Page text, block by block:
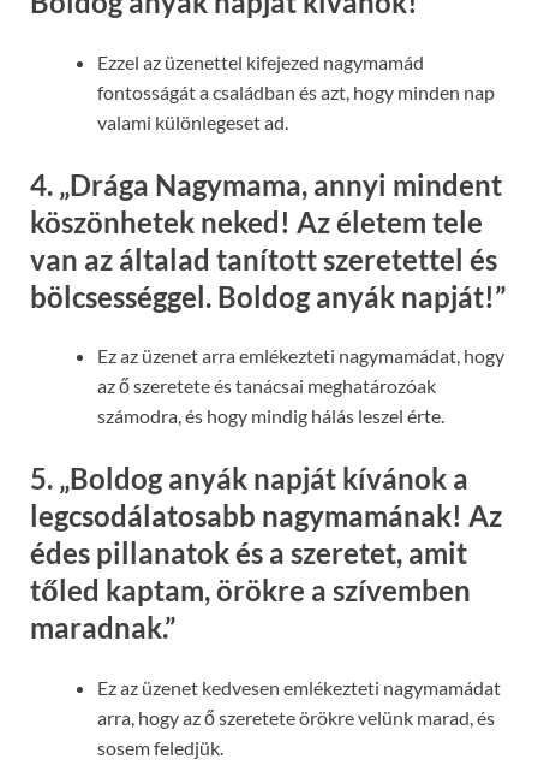
Ezzel az üzenettel kifejezed nagymamád
fontosságát a családban és azt, hogy minden nap
valami különlegeset ad.
4. „Drága Nagymama, annyi mindent
köszönhetek neked! Az életem tele
van az általad tanított szeretettel és
bölcsességgel. Boldog anyák napját!”
Ez az üzenet arra emlékezteti nagymamádat, hogy
az ő szeretete és tanácsai meghatározóak
számodra, és hogy mindig hálás leszel érte.
5. „Boldog anyák napját kívánok a
legcsodálatosabb nagymamának! Az
édes pillanatok és a szeretet, amit
tőled kaptam, örökre a szívemben
maradnak.”
Ez az üzenet kedvesen emlékezteti nagymamádat
arra, hogy az ő szeretete örökre velünk marad, és
sosem feledjük.